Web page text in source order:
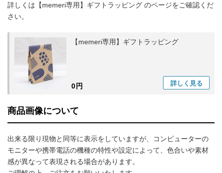
詳しくは【memeri専用】ギフトラッピング のページをご確認くだ
さい。
【memeri専用】ギフトラッピング
0円 詳しく 見る
商品画像について
出来る限り現物と同等に表示をしていますが、コンピューターの
モニターや携帯電話の機種の特性や設定によって、色合いや素材
感が異なって表現される場合があります。